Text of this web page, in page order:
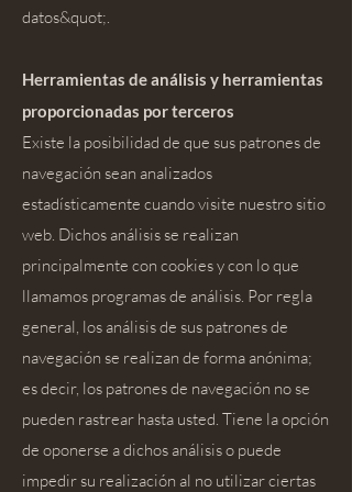
datos&quot;.
Herramientas de análisis y herramientas
proporcionadas por terceros
Existe la posibilidad de que sus patrones de
navegación sean analizados
estadísticamente cuando visite nuestro sitio
web. Dichos análisis se realizan
principalmente con cookies y con lo que
llamamos programas de análisis. Por regla
general, los análisis de sus patrones de
navegación se realizan de forma anónima;
es decir, los patrones de navegación no se
pueden rastrear hasta usted. Tiene la opción
de oponerse a dichos análisis o puede
impedir su realización al no utilizar ciertas